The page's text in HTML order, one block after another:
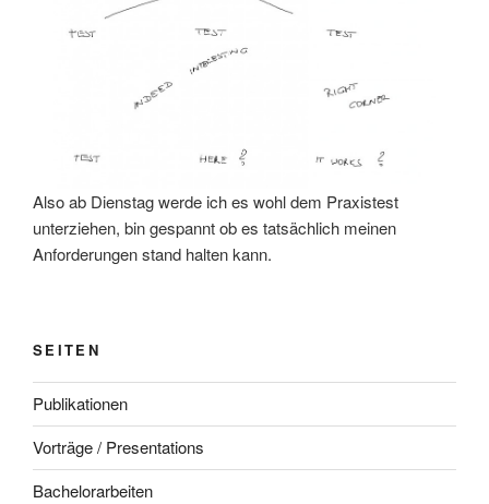
Also ab Dienstag werde ich es wohl dem Praxistest
unterziehen, bin gespannt ob es tatsächlich meinen
Anforderungen stand halten kann.
SEITEN
Publikationen
Vorträge / Presentations
Bachelorarbeiten